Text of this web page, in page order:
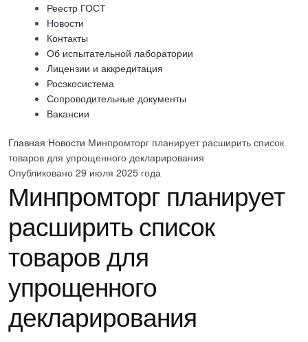
Реестр ГОСТ
Новости
Контакты
Об испытательной лаборатории
Лицензии и аккредитация
Росэкосистема
Сопроводительные документы
Вакансии
Главная Новости Минпромторг планирует расширить список
товаров для упрощенного декларирования
Опубликовано 29 июля 2025 года
Минпромторг планирует
расширить список
товаров для
упрощенного
декларирования